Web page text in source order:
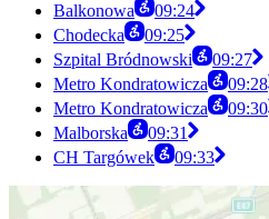
Balkonowa
09:24
Chodecka
09:25
Szpital Bródnowski
09:27
Metro Kondratowicza
09:28
Metro Kondratowicza
09:30
Malborska
09:31
CH Targówek
09:33